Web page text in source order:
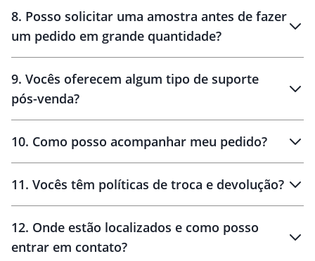
8. Posso solicitar uma amostra antes de fazer
um pedido em grande quantidade?
amostras
9. Vocês oferecem algum tipo de suporte
pós-venda?
10. Como posso acompanhar meu pedido?
11. Vocês têm políticas de troca e devolução?
30 dias
12. Onde estão localizados e como posso
entrar em contato?